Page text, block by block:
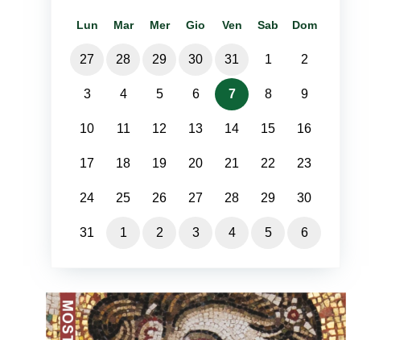
Lun Mar Mer Gio Ven Sab Dom
27 28 29 30 31 1 2
3 4 5 6 7 8 9
10 11 12 13 14 15 16
17 18 19 20 21 22 23
24 25 26 27 28 29 30
31 1 2 3 4 5 6